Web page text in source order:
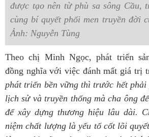
được tạo nên từ phù sa sông Cầu,
cùng bí quyết phối men truyền đời
Ảnh: Nguyễn Tùng
Theo chị Minh Ngọc, phát triển
đồng nghĩa với việc đánh mất giá trị
phát triển bền vững thì trước hết
lịch sử và truyền thống mà cha ông
để xây dựng thương hiệu lâu dài.
niệm chất lượng là yếu tố cốt lõi